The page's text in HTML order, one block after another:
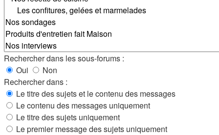
Rechercher dans les sous-forums :
Oui
Non
Rechercher dans :
Le titre des sujets et le contenu des messages
Le contenu des messages uniquement
Le titre des sujets uniquement
Le premier message des sujets uniquement